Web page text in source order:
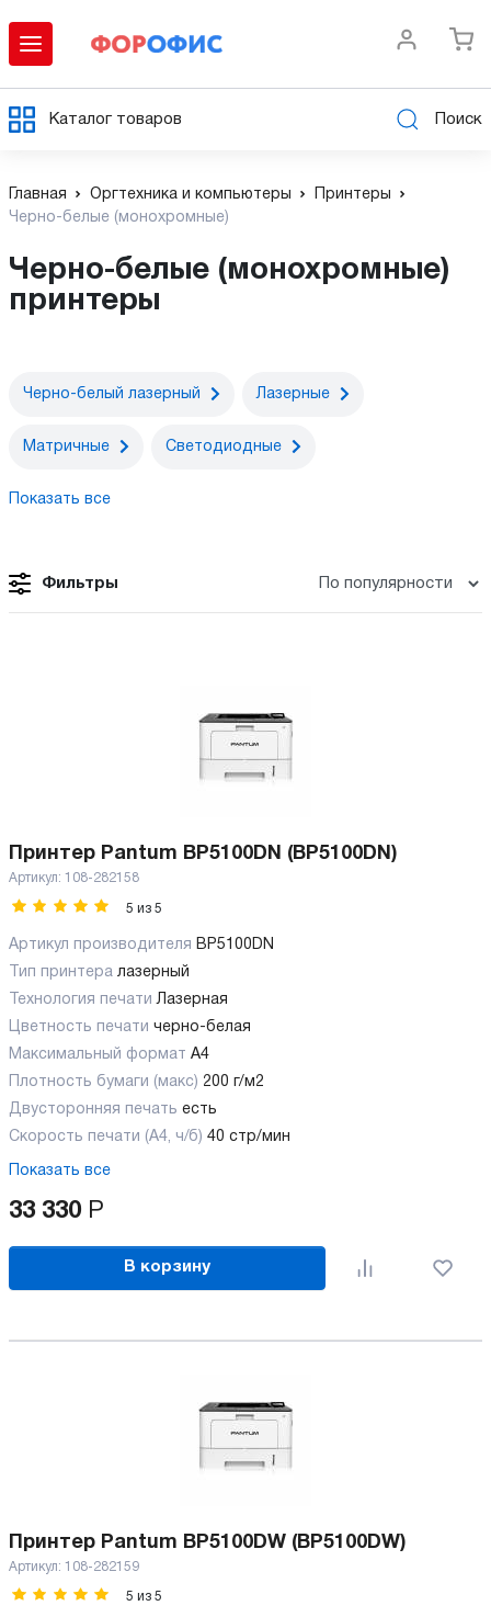
Каталог товаров Поиск
Главная Оргтехника и компьютеры
Принтеры
Черно-белые (монохромные)
Черно-белые (монохромные)
принтеры
Черно-белый лазерный Лазерные
Матричные Светодиодные
Показать все
Фильтры
Принтер Pantum BP5100DN (BP5100DN)
Артикул: 108-282158
5 из 5
Артикул производителя BP5100DN
Тип принтера лазерный
Технология печати Лазерная
Цветность печати черно-белая
Максимальный формат А4
Плотность бумаги (макс) 200 г/м2
Двусторонняя печать есть
Скорость печати (А4, ч/б) 40 стр/мин
Показать все
33 330 Р
В корзину
Принтер Pantum BP5100DW (BP5100DW)
Артикул: 108-282159
5 из 5